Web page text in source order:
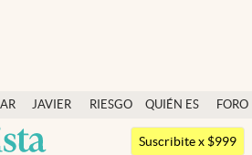
JAVIER
RIESGO
QUIÉN ES
QUIÉN
FORO
Argentina
Suscribite x $999